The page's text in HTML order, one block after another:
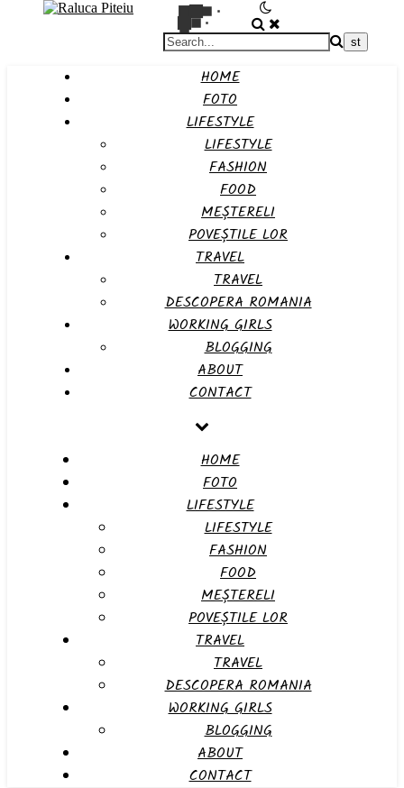
HOME
FOTO
LIFESTYLE
LIFESTYLE
FASHION
FOOD
MEȘTERELI
POVEȘTILE LOR
TRAVEL
TRAVEL
DESCOPERA ROMANIA
WORKING GIRLS
BLOGGING
ABOUT
CONTACT
HOME
FOTO
LIFESTYLE
LIFESTYLE
FASHION
FOOD
MEȘTERELI
POVEȘTILE LOR
TRAVEL
TRAVEL
DESCOPERA ROMANIA
WORKING GIRLS
BLOGGING
ABOUT
CONTACT